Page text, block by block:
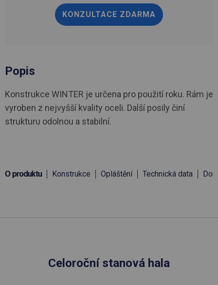
KONZULTACE ZDARMA
Popis
Konstrukce WINTER je určena pro použití roku. Rám je
vyroben z nejvyšší kvality oceli. Další posily činí
strukturu odolnou a stabilní.
O produktu Konstrukce Opláštění Technická data
Celoroční stanová hala